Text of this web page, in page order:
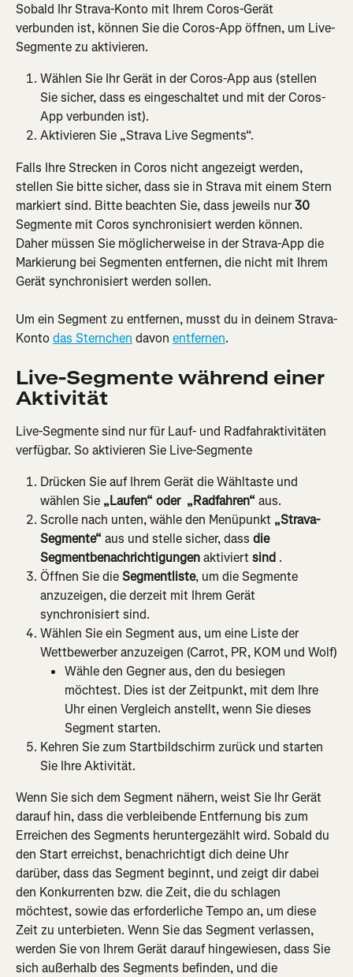
Sobald Ihr Strava-Konto mit Ihrem Coros-Gerät
verbunden ist, können Sie die Coros-App öffnen, um Live-
Segmente zu aktivieren.
Wählen Sie Ihr Gerät in der Coros-App aus (stellen
Sie sicher, dass es eingeschaltet und mit der Coros-
App verbunden ist).
Aktivieren Sie „Strava Live Segments“.
Falls Ihre Strecken in Coros nicht angezeigt werden,
stellen Sie bitte sicher, dass sie in Strava mit einem Stern
markiert sind. Bitte beachten Sie, dass jeweils nur 30
Segmente mit Coros synchronisiert werden können.
Daher müssen Sie möglicherweise in der Strava-App die
Markierung bei Segmenten entfernen, die nicht mit Ihrem
Gerät synchronisiert werden sollen.
Um ein Segment zu entfernen, musst du in deinem Strava-
Konto das Sternchen davon entfernen.
Live-Segmente während einer
Aktivität
Live-Segmente sind nur für Lauf- und Radfahraktivitäten
verfügbar. So aktivieren Sie Live-Segmente
Drücken Sie auf Ihrem Gerät die Wähltaste und
wählen Sie „Laufen“ oder „Radfahren“ aus.
Scrolle nach unten, wähle den Menüpunkt „Strava-
Segmente“ aus und stelle sicher, dass die
Segmentbenachrichtigungen aktiviert sind .
Öffnen Sie die Segmentliste, um die Segmente
anzuzeigen, die derzeit mit Ihrem Gerät
synchronisiert sind.
Wählen Sie ein Segment aus, um eine Liste der
Wettbewerber anzuzeigen (Carrot, PR, KOM und Wolf)
Wähle den Gegner aus, den du besiegen
möchtest. Dies ist der Zeitpunkt, mit dem Ihre
Uhr einen Vergleich anstellt, wenn Sie dieses
Segment starten.
Kehren Sie zum Startbildschirm zurück und starten
Sie Ihre Aktivität.
Wenn Sie sich dem Segment nähern, weist Sie Ihr Gerät
darauf hin, dass die verbleibende Entfernung bis zum
Erreichen des Segments heruntergezählt wird. Sobald du
den Start erreichst, benachrichtigt dich deine Uhr
darüber, dass das Segment beginnt, und zeigt dir dabei
den Konkurrenten bzw. die Zeit, die du schlagen
möchtest, sowie das erforderliche Tempo an, um diese
Zeit zu unterbieten. Wenn Sie das Segment verlassen,
werden Sie von Ihrem Gerät darauf hingewiesen, dass Sie
sich außerhalb des Segments befinden, und die